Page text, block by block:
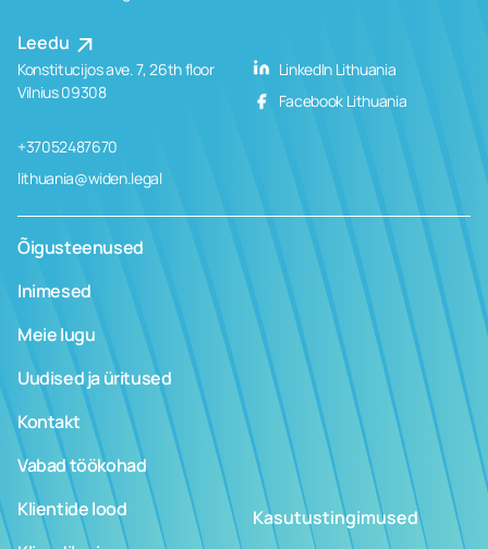
Leedu
Konstitucijos ave. 7, 26th floor
Vilnius 09308
+37052487670
lithuania@widen.legal
LinkedIn Lithuania
Facebook Lithuania
Õigusteenused
Inimesed
Meie lugu
Uudised ja üritused
Kontakt
Vabad töökohad
Klientide lood
Kasutustingimused